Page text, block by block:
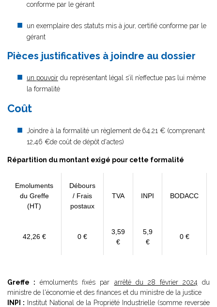
conforme par le gérant
un exemplaire des statuts mis à jour, certifié conforme par le
gérant
Pièces justificatives à joindre au dossier
un pouvoir du représentant légal s’il n’effectue pas lui même
la formalité
Coût
Joindre à la formalité un règlement de 64.21 € (comprenant
12,46 €de coût de dépôt d'actes)
Répartition du montant exigé pour cette formalité
Emoluments
du Greffe
(HT)
Débours
/ Frais
postaux
TVA INPI BODACC
42,26 € 0 €
3,59
€
5,9
€
0 €
Greffe : émoluments fixés par arrêté du 28 février 2024 du
ministre de l'économie et des finances et du ministre de la justice
INPI : Institut National de la Propriété Industrielle (somme reversée